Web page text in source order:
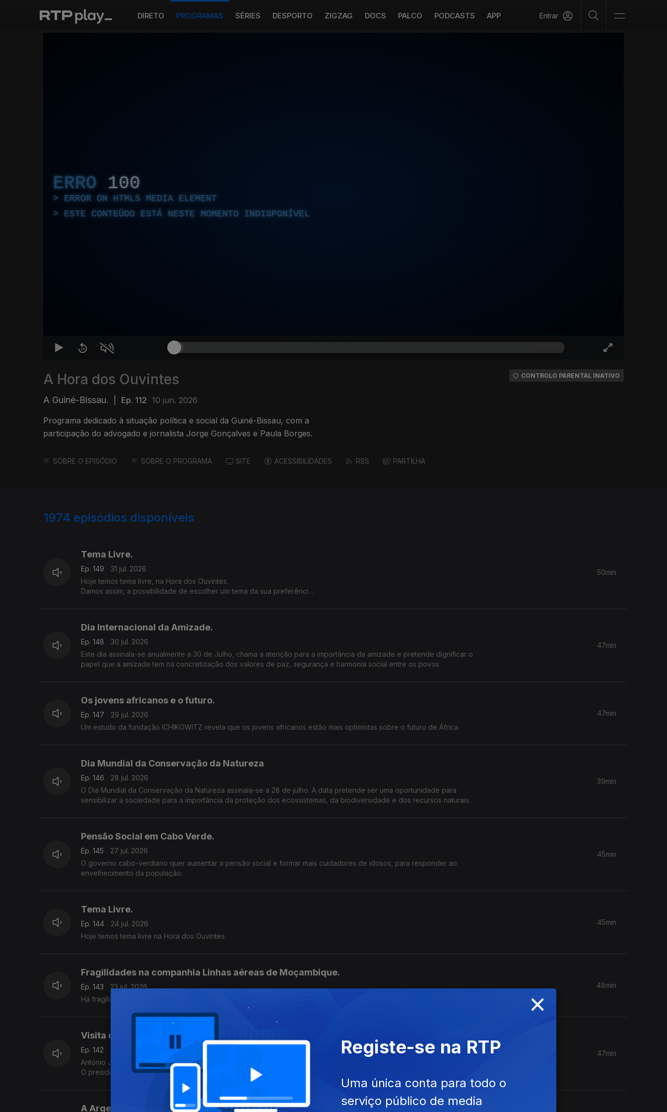
DIRETO PROGRAMAS SÉRIES DESPORTO ZIGZAG DOCS PALCO PODCASTS APP Entrar
ERRO 100
ERROR ON HTML5 MEDIA ELEMENT
ESTE CONTEÚDO ESTÁ NESTE MOMENTO INDISPONÍVEL
A Hora dos Ouvintes
A Guiné-Bissau. Ep. 112 10 jun. 2026
Programa dedicado à situação política e social da Guiné-Bissau, com a
participação do advogado e jornalista Jorge Gonçalves e Paula Borges.
CONTROLO PARENTAL INATIVO
SOBRE O EPISÓDIO SOBRE O PROGRAMA SITE ACESSIBILIDADES RSS PARTILHA
1974 episódios disponíveis
Tema Livre.
Ep. 149
31 jul. 2026
Hoje temos tema livre, na Hora dos Ouvintes.
Damos assim, a possibilidade de escolher um tema da sua preferência.
50min
Dia Internacional da Amizade.
Ep. 148
30 jul. 2026
Este dia assinala-se anualmente a 30 de Julho, chama a atenção para a importância da amizade e pretende dignificar o
papel que a amizade tem na concretização dos valores de paz, segurança e harmonia social entre os povos
47min
Os jovens africanos e o futuro.
Ep. 147
29 jul. 2026
Um estudo da fundação ICHIKOWITZ revela que os jovens africanos estão mais optimistas sobre o futuro de África.
47min
Dia Mundial da Conservação da Natureza
Ep. 146
28 jul. 2026
O Dia Mundial da Conservação da Natureza assinala-se a 28 de julho. A data pretende ser uma oportunidade para
sensibilizar a sociedade para a importância da proteção dos ecossistemas, da biodiversidade e dos recursos naturais.
39min
Pensão Social em Cabo Verde.
Ep. 145
27 jul. 2026
O governo cabo-verdiano quer aumentar a pensão social e formar mais cuidadores de idosos, para responder ao
envelhecimento da população.
45min
Tema Livre.
Ep. 144
24 jul. 2026
Hoje temos tema livre na Hora dos Ouvintes.
45min
Fragilidades na companhia Linhas aéreas de Moçambique.
Ep. 143
23 jul. 2026
Há fragilidades na gestão da LAM - Linhas aéreas de Moçambique. É o que aponta o partido Podemos
48min
Visita do presidente da república portuguesa a Cabo Verde.
Ep. 142
António José Seguro, presidente de Portugal, escolheu Cabo Verde para a sua primeira visita de estado.
O presidente de Cabo Verde defendeu que Portugal e o arquipélago cabo-verdiano construíram uma das mais sólidas
parcerias entre estados de língua portuguesa.
47min
A Argentina no Mundial de Futebol 2026.
×
Registe-se na RTP
Uma única conta para todo o
serviço público de media